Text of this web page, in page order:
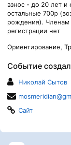
взнос - до 20 лет
остальные 700р
рождения). Членам
регистрации нет
Ориентирование,
Событие создал
Николай Сытов
Сайт